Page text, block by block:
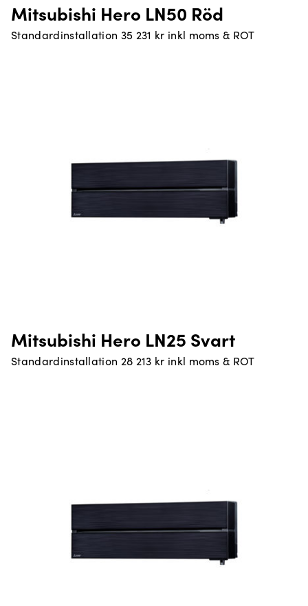
Mitsubishi Hero LN50 Röd
Standardinstallation 35 231 kr inkl moms & ROT
Mitsubishi Hero LN25 Svart
Standardinstallation 28 213 kr inkl moms & ROT